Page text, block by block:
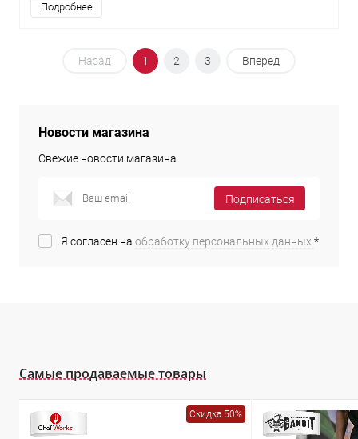
Подробнее
Назад 1 2 3 Вперед
Новости магазина
Свежие новости магазина
Подписаться
Я согласен на обработку персональных данных.*
Самые продаваемые товары
Скидка 50%